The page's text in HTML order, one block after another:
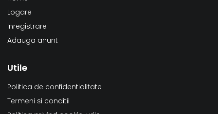
Logare
Inregistrare
Adauga anunt
Utile
Politica de confidentialitate
Termeni si conditii